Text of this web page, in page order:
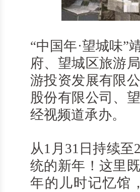
“中国年·望城味”
府、望城区旅游
游投资发展有限
股份有限公司、
经视频道承办。
从1月31日持续
统的新年！这里
年的儿时记忆馆